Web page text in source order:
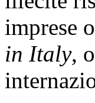
imprese
in Italy,